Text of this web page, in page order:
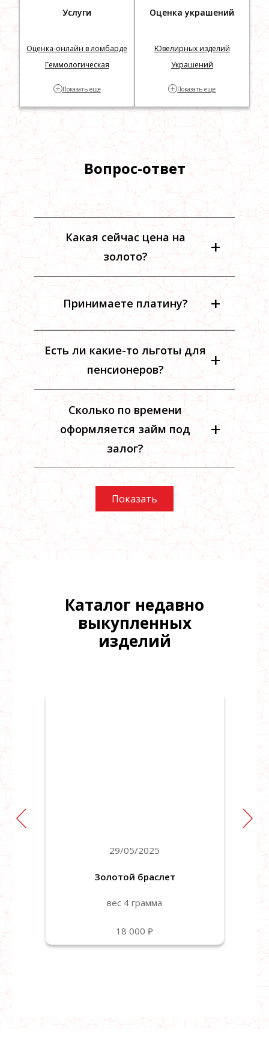
Услуги
Оценка-онлайн в ломбарде
Геммологическая
+ Показать еще
Оценка украшений
Ювелирных изделий
Украшений
Швейцарских часов
+ Показать еще
Вопрос-ответ
Какая сейчас цена на
золото?
+
Принимаете платину? +
Есть ли какие-то льготы для
пенсионеров?
+
Сколько по времени
оформляется займ под
залог?
+
Показать
Каталог недавно
выкупленных
изделий
29/05/2025
Золотой браслет
вес 4 грамма
18 000 ₽